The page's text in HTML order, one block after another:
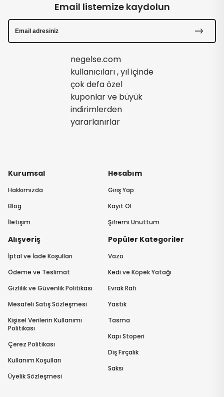
Kurumsal
Hakkımızda
Blog
İletişim
Hesabım
Giriş Yap
Kayıt Ol
Şifremi Unuttum
Alışveriş
İptal ve İade Koşulları
Ödeme ve Teslimat
Gizlilik ve Güvenlik Politikası
Mesafeli Satış Sözleşmesi
Kişisel Verilerin Kullanımı
Politikası
Çerez Politikası
Kullanım Koşulları
Üyelik Sözleşmesi
Popüler Kategoriler
Vazo
Kedi ve Köpek Yatağı
Evrak Rafı
Yastık
Tasma
Kapı Stoperi
Diş Fırçalık
Saksı
Email listemize kaydolun
negelse.com
kullanıcıları , yıl içinde
çok defa özel
kuponlar ve büyük
indirimlerden
yararlanırlar